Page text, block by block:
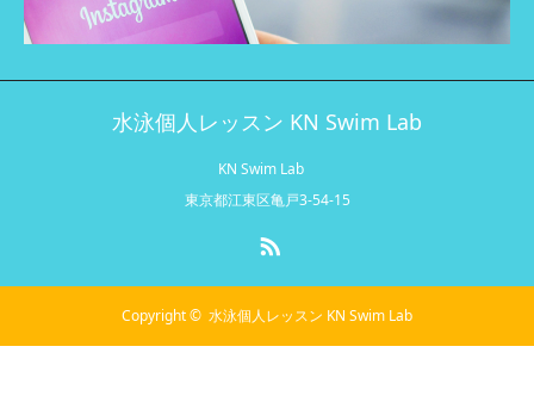
水泳個人レッスン KN Swim Lab
KN Swim Lab
東京都江東区亀戸3-54-15
Copyright © 水泳個人レッスン KN Swim Lab